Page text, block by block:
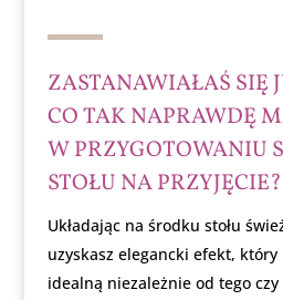
ZASTANAWIAŁAŚ SIĘ
CO TAK NAPRAWDĘ
W PRZYGOTOWANIU
STOŁU NA PRZYJĘCIE?
Układając na środku stołu
uzyskasz elegancki efekt,
idealną niezależnie od tego